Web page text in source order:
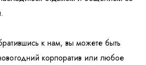
к нам, вы можете быть
корпоратив или любое